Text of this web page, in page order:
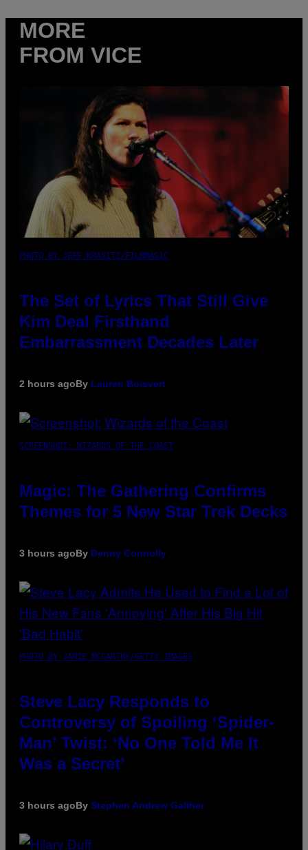
MORE
FROM VICE
PHOTO BY JEFF KRAVITZ/FILMMAGIC
The Set of Lyrics That Still Give
Kim Deal Firsthand
Embarrassment Decades Later
2 hours agoBy Lauren Boisvert
SCREENSHOT: WIZARDS OF THE COAST
Magic: The Gathering Confirms
Themes for 5 New Star Trek Decks
3 hours agoBy Denny Connolly
PHOTO BY JAMIE MCCARTHY/GETTY IMAGES
Steve Lacy Responds to
Controversy of Spoiling ‘Spider-
Man’ Twist: ‘No One Told Me It
Was a Secret’
3 hours agoBy Stephen Andrew Galiher